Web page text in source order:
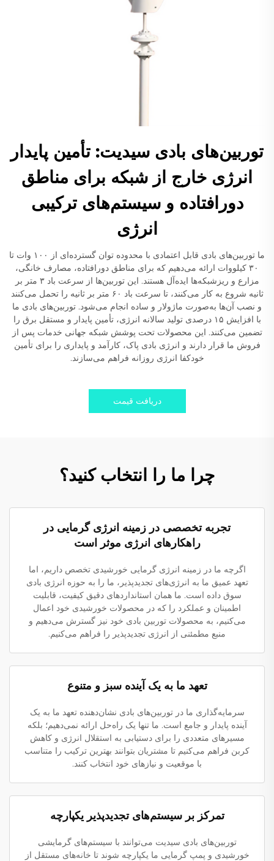
توربین‌های بادی سیدیت: تأمین پایدار
انرژی خارج از شبکه برای مناطق
دورافتاده و سیستم‌های ترکیبی
انرژی
ما توربین‌های بادی قابل اعتمادی با محدوده توان گسترده‌ای از ۱۰۰ وات تا
۳۰ کیلووات ارائه می‌دهیم که برای مناطق دورافتاده، مصارف خانگی،
مزارع و ریزشبکه‌ها ایده‌آل هستند. این توربین‌ها از سرعت باد ۳ متر بر
ثانیه شروع به کار می‌کنند، تا سرعت باد ۶۰ متر بر ثانیه را تحمل می‌کنند
و نصب آن‌ها به‌صورت ماژولار و ساده انجام می‌شود. توربین‌های بادی ما
با افزایش ۱۵ درصدی تولید سالانه انرژی، تأمین پایدار و مستقل برق را
تضمین می‌کنند. این محصولات تحت پوشش شبکه جهانی خدمات پس از
فروش ما قرار دارند و انرژی بادی پاک، کارآمد و پایداری را برای تأمین
خودکفا انرژی روزانه فراهم می‌سازند.
دریافت قیمت
چرا ما را انتخاب کنید؟
تجربه تخصصی در زمینه انرژی گرمایی در
راهکارهای انرژی موثر است
اگرچه ما در زمینه انرژی گرمایی خورشیدی تخصص داریم، اما
تعهد عمیق ما به انرژی‌های تجدیدپذیر، ما را به حوزه انرژی بادی
سوق داده است. ما همان استانداردهای دقیق کیفیت، قابلیت
اطمینان و عملکرد را که در محصولات خورشیدی خود اعمال
می‌کنیم، به محصولات توربین بادی خود نیز گسترش می‌دهیم و
منبع مطمئنی از انرژی تجدیدپذیر را فراهم می‌کنیم.
تعهد ما به یک آینده سبز و متنوع
سرمایه‌گذاری ما در توربین‌های بادی نشان‌دهنده تعهد ما به یک
آینده پایدار و جامع است. ما تنها یک راه‌حل ارائه نمی‌دهیم؛ بلکه
مسیرهای متعددی را برای دستیابی به استقلال انرژی و کاهش
کربن فراهم می‌کنیم تا مشتریان بتوانند بهترین ترکیب را متناسب
با موقعیت و نیازهای خود انتخاب کنند.
تمرکز بر سیستم‌های تجدیدپذیر یکپارچه
توربین‌های بادی سیدیت می‌توانند با سیستم‌های گرمایشی
خورشیدی و پمپ گرمایی ما یکپارچه شوند تا خانه‌های مستقل از